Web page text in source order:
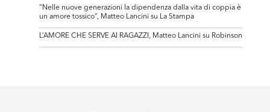
“Nelle nuove generazioni la dipendenza dalla vita di coppia è
un amore tossico”, Matteo Lancini su La Stampa
L’AMORE CHE SERVE AI RAGAZZI, Matteo Lancini su Robinson